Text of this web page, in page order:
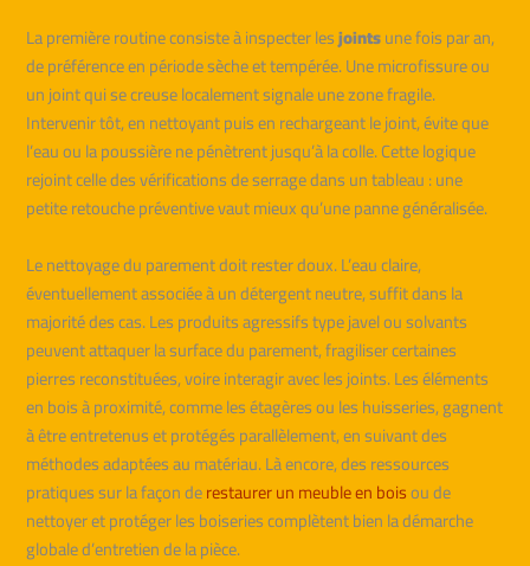
La première routine consiste à inspecter lesjointsune fois par an,
de préférence en période sèche et tempérée. Une microfissure ou
un joint qui se creuse localement signale une zone fragile.
Intervenir tôt, en nettoyant puis en rechargeant le joint, évite que
l’eau ou la poussière ne pénètrent jusqu’à la colle. Cette logique
rejoint celle des vérifications de serrage dans un tableau : une
petite retouche préventive vaut mieux qu’une panne généralisée.
Le nettoyage du parement doit rester doux. L’eau claire,
éventuellement associée à un détergent neutre, suffit dans la
majorité des cas. Les produits agressifs type javel ou solvants
peuvent attaquer la surface du parement, fragiliser certaines
pierres reconstituées, voire interagir avec les joints. Les éléments
en bois à proximité, comme les étagères ou les huisseries, gagnent
à être entretenus et protégés parallèlement, en suivant des
méthodes adaptées au matériau. Là encore, des ressources
pratiques sur la façon derestaurer un meuble en boisou de
nettoyer et protéger les boiseries complètent bien la démarche
globale d’entretien de la pièce.